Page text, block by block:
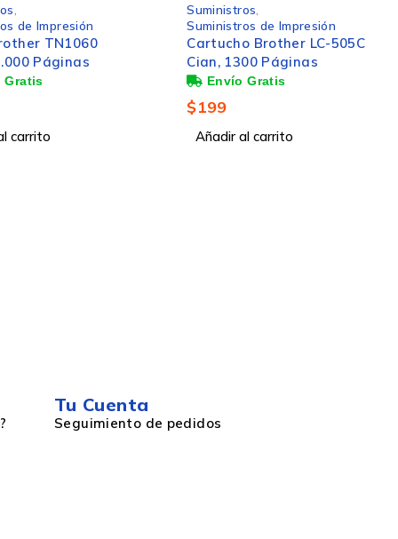
de Impresión
Brother LC-505C
Páginas
carrito
Suministros
Suministros de Oficina
Brother Rollo Etiqueta
DK1204, 17 x 54mm, 400
Etiquetas, para Brother QL-
500/QL-550
$162
Añadir al carrito
Tu Cuenta
Seguimiento de pedidos